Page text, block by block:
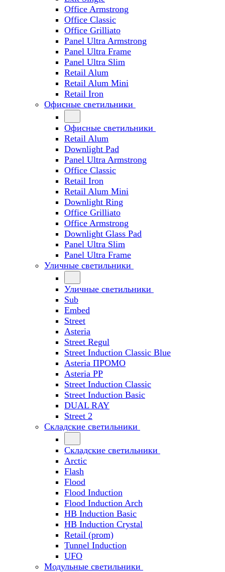
Office Armstrong
Office Classic
Office Grilliato
Panel Ultra Armstrong
Panel Ultra Frame
Panel Ultra Slim
Retail Alum
Retail Alum Mini
Retail Iron
Офисные светильники
Офисные светильники
Retail Alum
Downlight Pad
Panel Ultra Armstrong
Office Classic
Retail Iron
Retail Alum Mini
Downlight Ring
Office Grilliato
Office Armstrong
Downlight Glass Pad
Panel Ultra Slim
Panel Ultra Frame
Уличные светильники
Уличные светильники
Sub
Embed
Street
Asteria
Street Regul
Street Induction Classic Blue
Asteria ПРОМО
Asteria PP
Street Induction Classic
Street Induction Basic
DUAL RAY
Street 2
Складские светильники
Складские светильники
Arctic
Flash
Flood
Flood Induction
Flood Induction Arch
HB Induction Basic
HB Induction Crystal
Retail (prom)
Tunnel Induction
UFO
Модульные светильники